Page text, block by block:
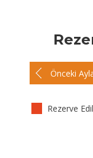
Önceki
Rezerve